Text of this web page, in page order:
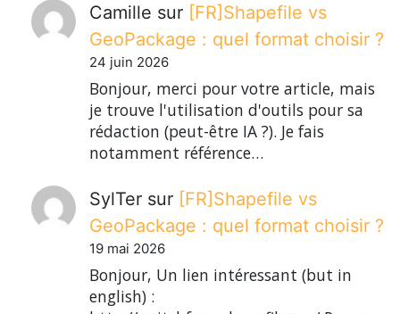
Camille sur [FR]Shapefile vs
GeoPackage : quel format choisir ?
24 juin 2026
Bonjour, merci pour votre article, mais
je trouve l'utilisation d'outils pour sa
rédaction (peut-être IA ?). Je fais
notamment référence…
SylTer sur [FR]Shapefile vs
GeoPackage : quel format choisir ?
19 mai 2026
Bonjour, Un lien intéressant (but in
english) :